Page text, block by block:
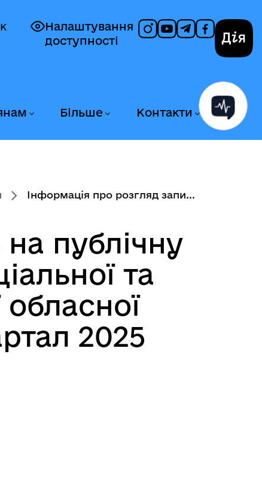
Налаштування
доступності
Більше Контакти
Інформація про розгляд запи...
публічну
та
2025